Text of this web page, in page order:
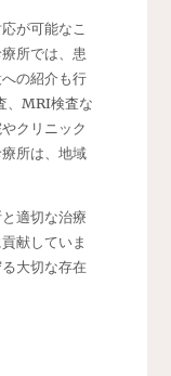
が可能なこ
所では、患
の紹介も行
、MRI検査な
クリニック
所は、地域
適切な治療
献していま
大切な存在